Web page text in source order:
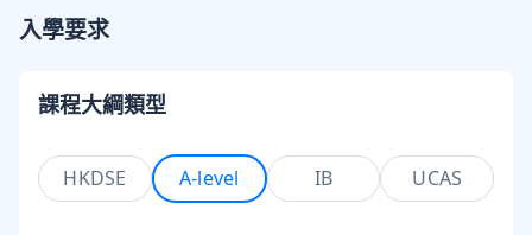
入學要求
課程大綱類型
HKDSE A-level IB UCAS